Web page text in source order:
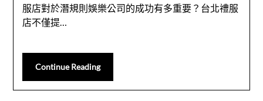
服店對於潛規則娛樂公司的成功有多重要？台北禮服
店不僅提…
Continue Reading